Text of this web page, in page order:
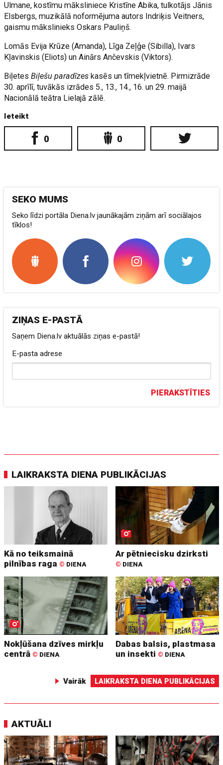
Ulmane, kostīmu māksliniece Kristīne Abika, tulkotājs Jānis
Elsbergs, muzikālā noformējuma autors Indriķis Veitners,
gaismu mākslinieks Oskars Pauliņš.
Lomās Evija Krūze (Amanda), Līga Zeļģe (Sibilla), Ivars
Kļavinskis (Eliots) un Ainārs Ančevskis (Viktors).
BiļetesBiļešu paradīzes kasēs un tīmekļvietnē. Pirmizrāde
30. aprīlī, tuvākās izrādes 5., 13., 14., 16. un 29. maijā
Nacionālā teātra Lielajā zālē.
Ieteikt
0 0
SEKO MUMS
Seko līdzi portāla Diena.lv jaunākajām ziņām arī sociālajos
tīklos!
ZIŅAS E-PASTĀ
Saņem Diena.lv aktuālās ziņas e-pastā!
E-pasta adrese
PIERAKSTĪTIES
LAIKRAKSTA DIENA PUBLIKĀCIJAS
Kā no teiksmainā
pilnības raga © DIENA
Ar pētniecisku dzirksti
© DIENA
Nokļūšana dzīves mirkļu
centrā © DIENA
Dabas balsis, plastmasa
un insekti © DIENA
Vairāk LAIKRAKSTA DIENA PUBLIKĀCIJAS
AKTUĀLI